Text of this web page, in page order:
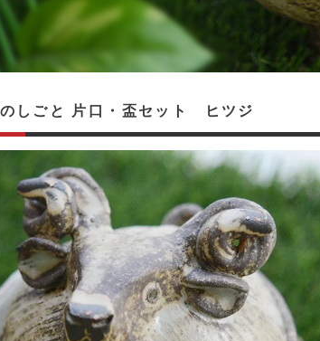
のしごと 片口・盃セット ヒツジ